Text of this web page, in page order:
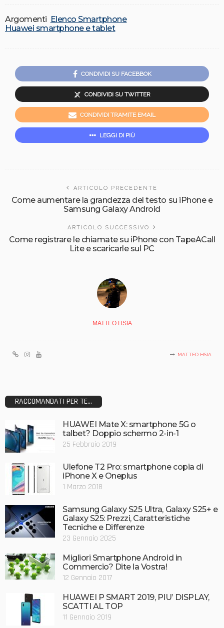
Argomenti Elenco Smartphone
Huawei smartphone e tablet
CONDIVIDI SU FACEBBOK
CONDIVIDI SU TWITTER
CONDIVIDI TRAMITE EMAIL
LEGGI DI PIÙ
ARTICOLO PRECEDENTE
Come aumentare la grandezza del testo su iPhone e
Samsung Galaxy Android
ARTICOLO SUCCESSIVO
Come registrare le chiamate su iPhone con TapeACall
Lite e scaricarle sul PC
MATTEO HSIA
MATTEO HSIA
RACCOMANDATI PER TE...
HUAWEI Mate X: smartphone 5G o
talbet? Doppio schermo 2-in-1
25 Febbraio 2019
Ulefone T2 Pro: smartphone copia di
iPhone X e Oneplus
1 Marzo 2018
Samsung Galaxy S25 Ultra, Galaxy S25+ e
Galaxy S25: Prezzi, Caratteristiche
Tecniche e Differenze
23 Gennaio 2025
Migliori Smartphone Android in
Commercio? Dite la Vostra!
12 Gennaio 2017
HUAWEI P SMART 2019, PIU’ DISPLAY,
SCATTI AL TOP
11 Gennaio 2019